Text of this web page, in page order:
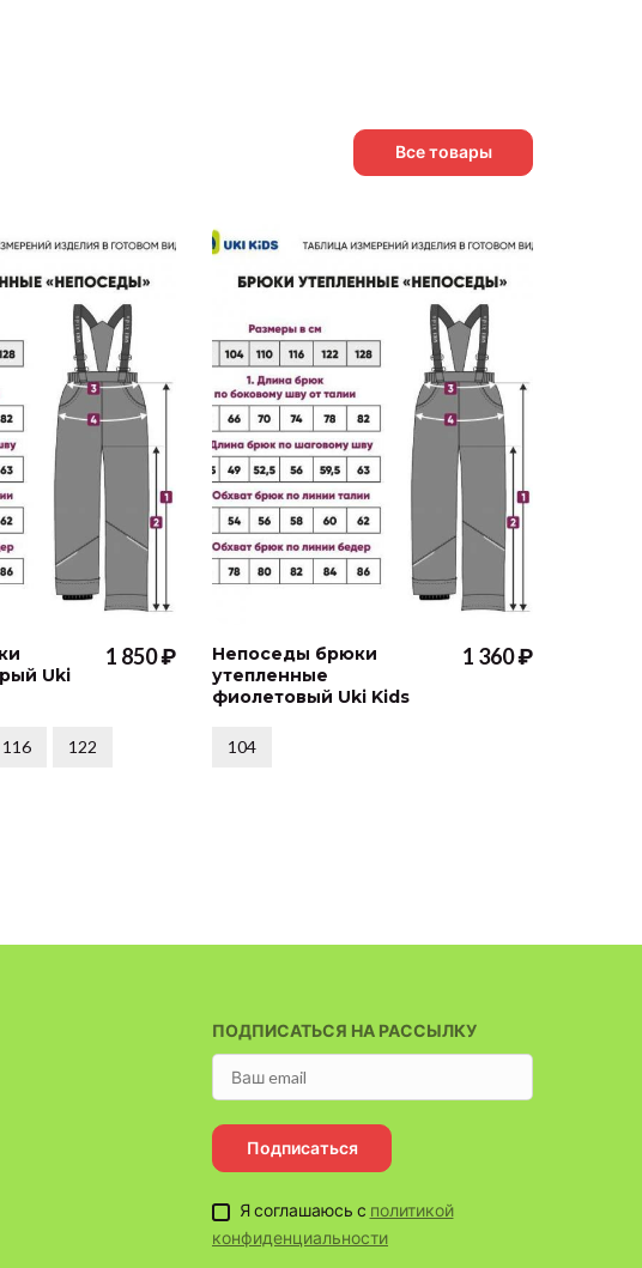
Все товары
Uki
1 850 ₽
116 122
Непоседы брюки
утепленные
фиолетовый Uki Kids
1 360 ₽
104
ПОДПИСАТЬСЯ НА РАССЫЛКУ
Подписаться
Я соглашаюсь с политикой
конфиденциальности